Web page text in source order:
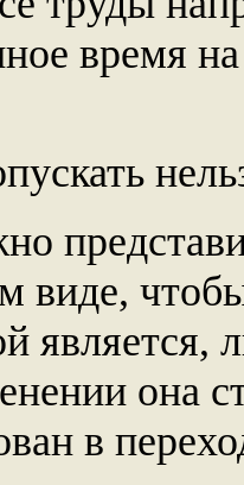
время
виде,
является,
она
в